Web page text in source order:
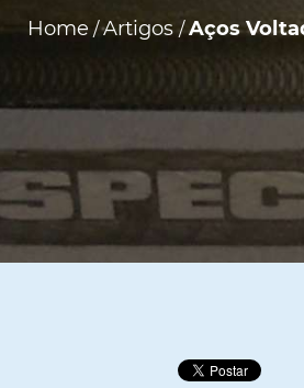
Home /Artigos /Aços